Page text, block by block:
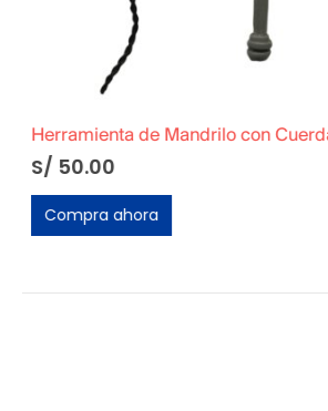
Herramienta de Mandrilo con Cuerda
S/50.00
Compra ahora